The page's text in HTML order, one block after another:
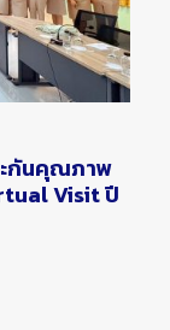
ะกันคุณภาพ
Visit ปี